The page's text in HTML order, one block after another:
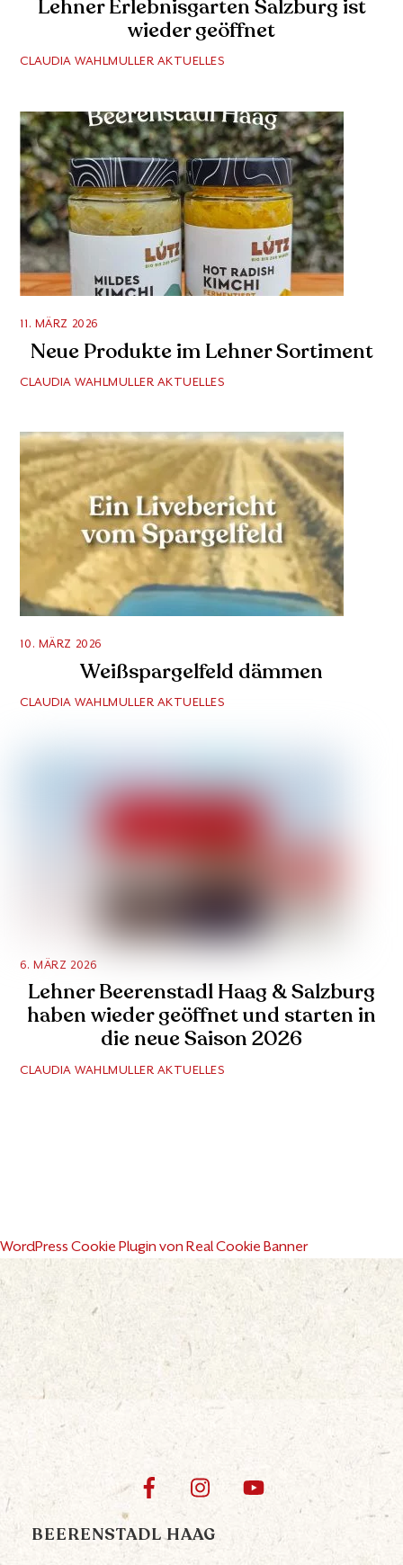
Lehner Erlebnisgarten Salzburg ist
wieder geöffnet
CLAUDIA WAHLMULLER AKTUELLES
11. MÄRZ 2026
Neue Produkte im Lehner Sortiment
CLAUDIA WAHLMULLER AKTUELLES
10. MÄRZ 2026
Weißspargelfeld dämmen
CLAUDIA WAHLMULLER AKTUELLES
6. MÄRZ 2026
Lehner Beerenstadl Haag & Salzburg
haben wieder geöffnet und starten in
die neue Saison 2026
CLAUDIA WAHLMULLER AKTUELLES
WordPress Cookie Plugin von Real Cookie Banner
BEERENSTADL HAAG